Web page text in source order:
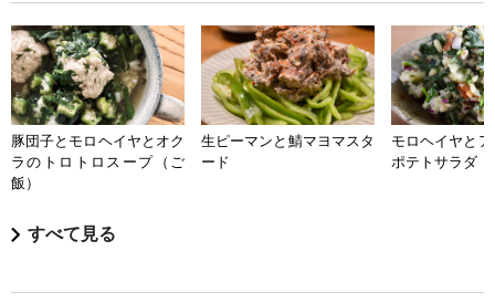
豚団子とモロヘイヤとオク
ラのトロトロスープ（ご
飯）
生ピーマンと鯖マヨマスタ
ード
モロヘイヤと
ポテトサラダ
すべて見る